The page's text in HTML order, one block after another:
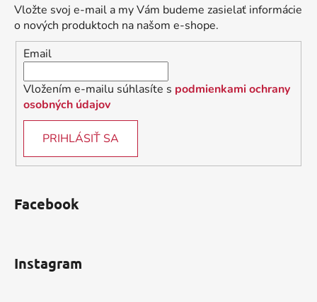
c
i
e
p
v
p
Vložte svoj e-mail a my Vám budeme zasielať informácie
o nových produktoch na našom e-shope.
Email
Vložením e-mailu súhlasíte s podmienkami ochrany
osobných údajov
PRIHLÁSIŤ SA
Facebook
Instagram